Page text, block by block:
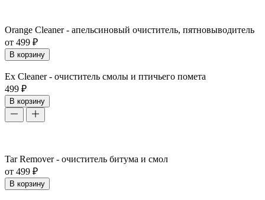
Orange Cleaner - апельсиновый очиститель, пятновыводитель
от 499 ₽
В корзину
Ex Cleaner - очиститель смолы и птичьего помета
499 ₽
В корзину
Tar Remover - очиститель битума и смол
от 499 ₽
В корзину